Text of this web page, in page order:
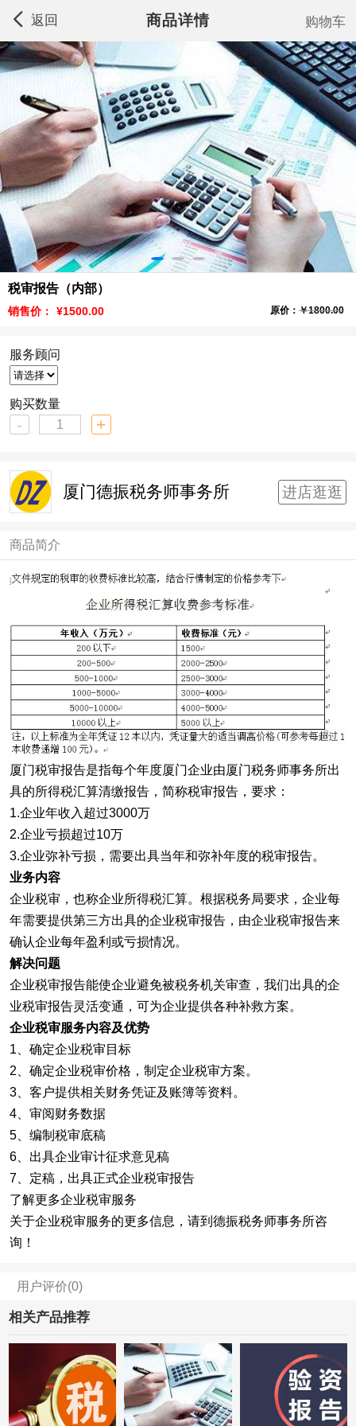
返回 购物车
商品详情
税审报告（内部）
销售价： ¥1500.00 原价： ￥1800.00
服务顾问
购买数量
- +
厦门德振税务师事务所 进店逛逛
商品简介
厦门税审报告是指每个年度厦门企业由厦门税务师事务所出
具的所得税汇算清缴报告，简称税审报告，要求：
1.企业年收入超过3000万
2.企业亏损超过10万
3.企业弥补亏损，需要出具当年和弥补年度的税审报告。
业务内容
企业税审，也称企业所得税汇算。根据税务局要求，企业每
年需要提供第三方出具的企业税审报告，由企业税审报告来
确认企业每年盈利或亏损情况。
解决问题
企业税审报告能使企业避免被税务机关审查，我们出具的企
业税审报告灵活变通，可为企业提供各种补救方案。
企业税审服务内容及优势
1、确定企业税审目标
2、确定企业税审价格，制定企业税审方案。
3、客户提供相关财务凭证及账簿等资料。
4、审阅财务数据
5、编制税审底稿
6、出具企业审计征求意见稿
7、定稿，出具正式企业税审报告
了解更多企业税审服务
关于企业税审服务的更多信息，请到德振税务师事务所咨
询！
用户评价(0)
相关产品推荐